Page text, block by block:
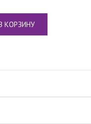
КОРЗИНУ